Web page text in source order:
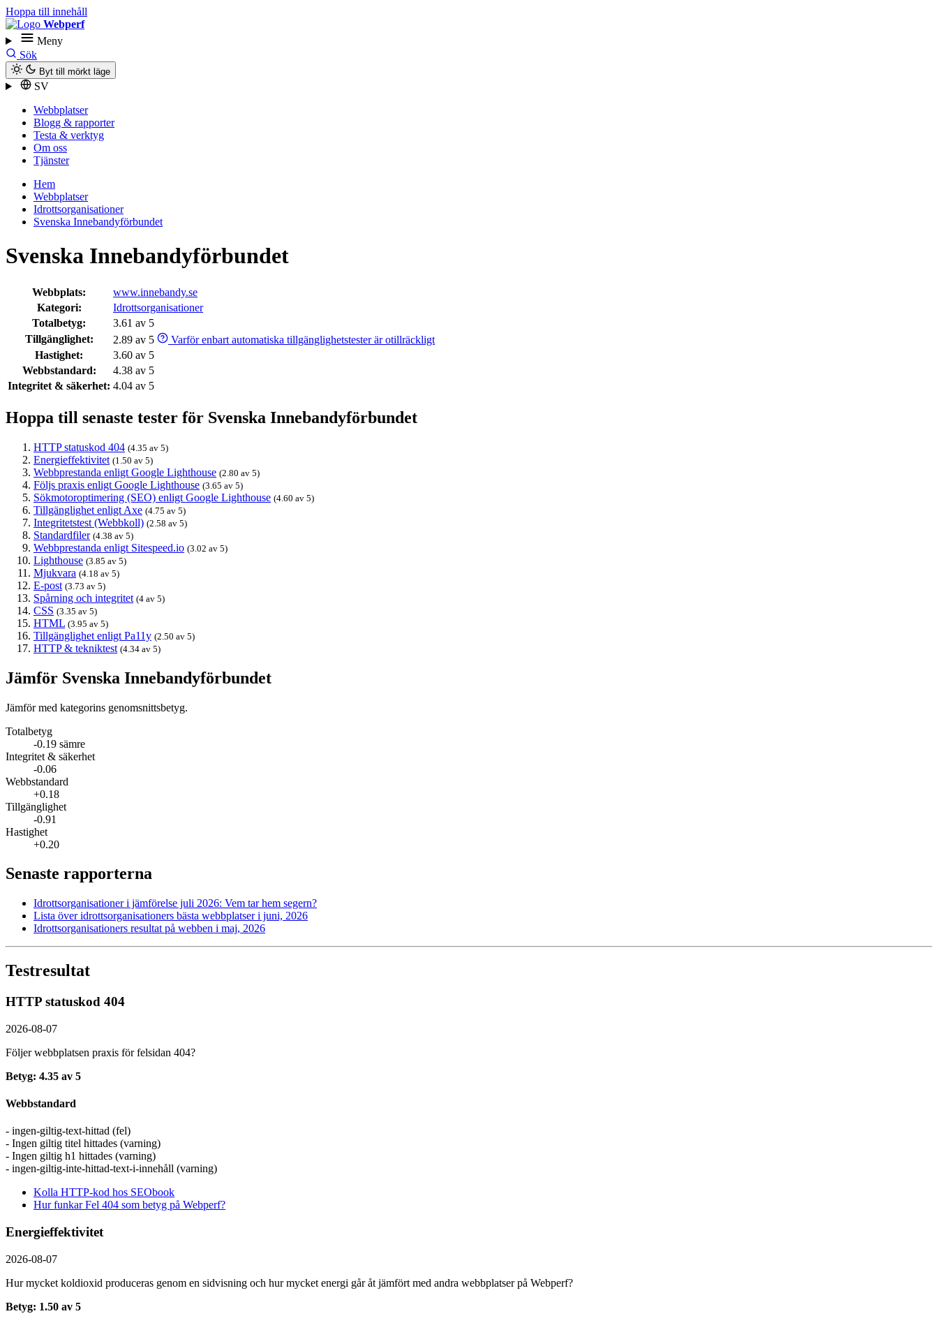
Hoppa till innehåll
Webperf
Meny
Sök
Byt till mörkt läge
SV
Webbplatser
Blogg & rapporter
Testa & verktyg
Om oss
Tjänster
Hem
Webbplatser
Idrottsorganisationer
Svenska Innebandyförbundet
Svenska Innebandyförbundet
Webbplats:
www.innebandy.se
Kategori:
Idrottsorganisationer
Totalbetyg:
3.61 av 5
Tillgänglighet:
2.89 av 5
Varför enbart automatiska tillgänglighetstester är otillräckligt
Hastighet:
3.60 av 5
Webbstandard:
4.38 av 5
Integritet & säkerhet: 4.04 av 5
Hoppa till senaste tester för Svenska Innebandyförbundet
HTTP statuskod 404 (4.35 av 5)
Energieffektivitet (1.50 av 5)
Webbprestanda enligt Google Lighthouse (2.80 av 5)
Följs praxis enligt Google Lighthouse (3.65 av 5)
Sökmotoroptimering (SEO) enligt Google Lighthouse (4.60 av 5)
Tillgänglighet enligt Axe (4.75 av 5)
Integritetstest (Webbkoll) (2.58 av 5)
Standardfiler (4.38 av 5)
Webbprestanda enligt Sitespeed.io (3.02 av 5)
Lighthouse (3.85 av 5)
Mjukvara (4.18 av 5)
E-post (3.73 av 5)
Spårning och integritet (4 av 5)
CSS (3.35 av 5)
HTML (3.95 av 5)
Tillgänglighet enligt Pa11y (2.50 av 5)
HTTP & tekniktest (4.34 av 5)
Jämför Svenska Innebandyförbundet
Jämför med kategorins genomsnittsbetyg.
Totalbetyg
-0.19 sämre
Integritet & säkerhet
-0.06
Webbstandard
+0.18
Tillgänglighet
-0.91
Hastighet
+0.20
Senaste rapporterna
Idrottsorganisationer i jämförelse juli 2026: Vem tar hem segern?
Lista över idrottsorganisationers bästa webbplatser i juni, 2026
Idrottsorganisationers resultat på webben i maj, 2026
Testresultat
HTTP statuskod 404
2026-08-07
Följer webbplatsen praxis för felsidan 404?
Betyg: 4.35 av 5
Webbstandard
- ingen-giltig-text-hittad (fel)
- Ingen giltig titel hittades (varning)
- Ingen giltig h1 hittades (varning)
- ingen-giltig-inte-hittad-text-i-innehåll (varning)
Kolla HTTP-kod hos SEObook
Hur funkar Fel 404 som betyg på Webperf?
Energieffektivitet
2026-08-07
Hur mycket koldioxid produceras genom en sidvisning och hur mycket energi går åt jämfört med andra webbplatser på Webperf?
Betyg: 1.50 av 5